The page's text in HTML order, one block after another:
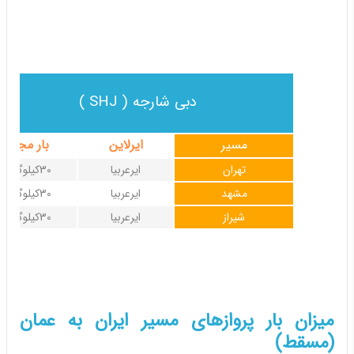
دبی شارجه ( SHJ )
بار مجاز ایرلاین مسیر
30کیلوگرم ایرعربیا
تهران
30کیلوگرم
ایرعربیا
مشهد
30کیلوگرم
ایرعربیا شیراز
میزان بار پروازهای مسیر ایران به عمان
(مسقط)